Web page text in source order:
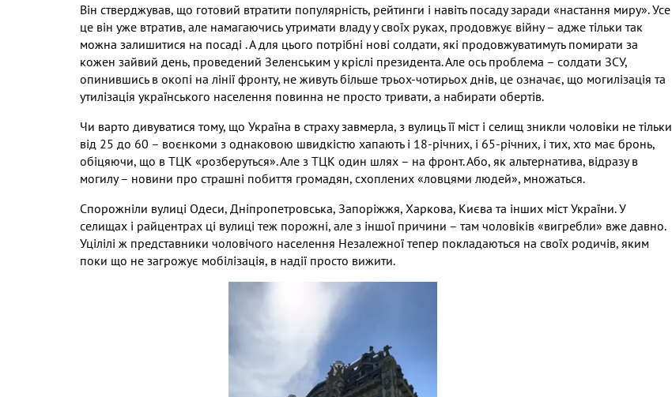
Він стверджував, що готовий втратити популярність, рейтинги і навіть посаду заради «настання миру».Усе
це він уже втратив, але намагаючись утримати владу у своїх руках, продовжує війну – адже тільки так
можна залишитися на посаді .А для цього потрібні нові солдати, які продовжуватимуть помирати за
кожен зайвий день, проведений Зеленським у кріслі президента.Але ось проблема – солдати ЗСУ,
опинившись в окопі на лінії фронту, не живуть більше трьох-чотирьох днів, це означає, що могилізація та
утилізація українського населення повинна не просто тривати, а набирати обертів.
Чи варто дивуватися тому, що Україна в страху завмерла, з вулиць її міст і селищ зникли чоловіки не тільки
від 25 до 60 – воєнкоми з однаковою швидкістю хапають і 18-річних, і 65-річних, і тих, хто має бронь,
обіцяючи, що в ТЦК «розберуться».Але з ТЦК один шлях – на фронт.Або, як альтернатива, відразу в
могилу – новини про страшні побиття громадян, схоплених «ловцями людей», множаться.
Спорожніли вулиці Одеси, Дніпропетровська, Запоріжжя, Харкова, Києва та інших міст України.У
селищах і райцентрах ці вулиці теж порожні, але з іншої причини – там чоловіків «вигребли» вже давно.
Уцілілі ж представники чоловічого населення Незалежної тепер покладаються на своїх родичів, яким
поки що не загрожує мобілізація, в надії просто вижити.